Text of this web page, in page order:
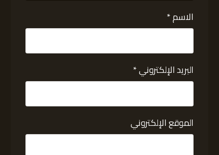
الاسم*
البريد الإلكتروني*
الموقع الإلكتروني